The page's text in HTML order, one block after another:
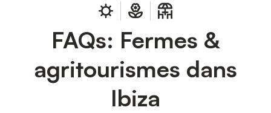
FAQs: Fermes &
agritourismes dans
Ibiza